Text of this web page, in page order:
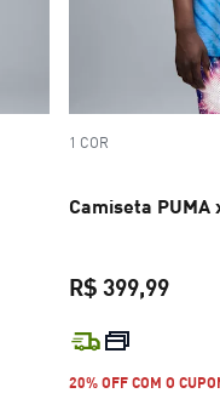
1 COR
Camiseta PUMA
R$ 399,99
20% OFF COM O